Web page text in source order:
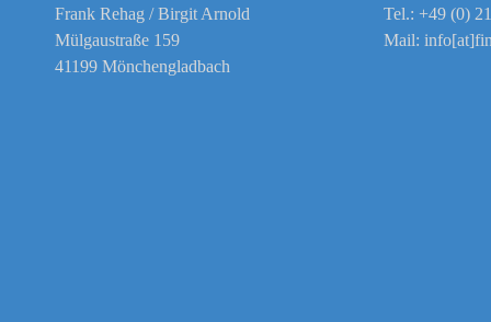
Frank Rehag / Birgit Arnold
Mülgaustraße 159
41199 Mönchengladbach
Tel.: +49 (0)
Mail: